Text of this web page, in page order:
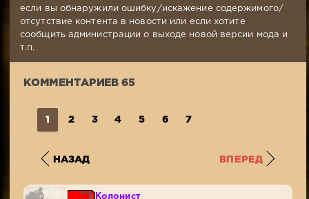
Комментариев:
65
Просмотров:
если вы обнаружили ошибку/искажение содержимого/
отсутствие контента в новости или если хотите
сообщить администрации о выходе новой версии мода и
т.п.
КОММЕНТАРИЕВ 65
1 2 3 4 5 6 7
НАЗАД ВПЕРЕД
Колонист